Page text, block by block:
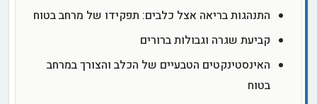
התנהגות בריאה אצל כלבים: תפקידו של מרחב בטוח
קביעת שגרה וגבולות ברורים
האינסטינקטים הטבעיים של הכלב והצורך במרחב
בטוח